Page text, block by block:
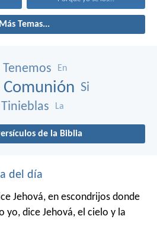
Más Temas...
Tenemos En
Comunión Si
Tinieblas La
de la Biblia
del día
Jehová, en escondrijos donde
yo, dice Jehová, el cielo y la